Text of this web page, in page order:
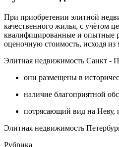
При приобретении элитной
качественного жилья, с учётом
квалифицированные и опытные
оценочную стоимость, исходя
Элитная недвижимость Санкт -
они размещены в
наличие благоприятной
потрясающий вид на Неву,
Элитная недвижимость
Рубрика